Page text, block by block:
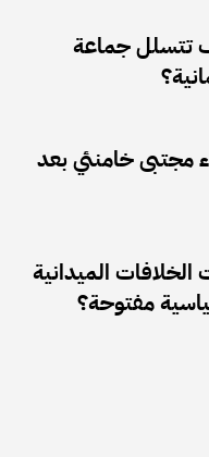
تتسلل جماعة
مجتبى خامنئي بعد
الميدانية
مفتوحة؟